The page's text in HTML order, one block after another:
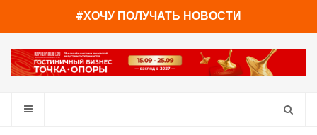
#ХОЧУ ПОЛУЧАТЬ НОВОСТИ